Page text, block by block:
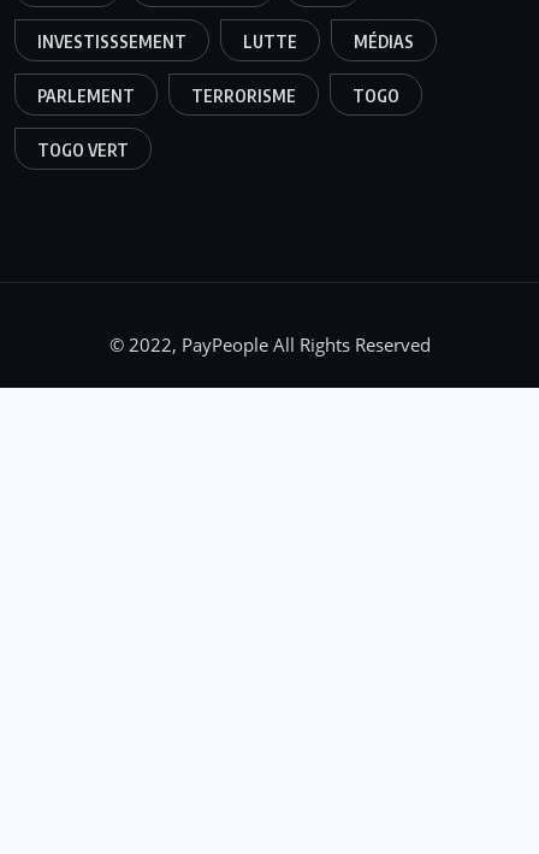
INVESTISSSEMENT LUTTE MÉDIAS
PARLEMENT TERRORISME TOGO
TOGO VERT
© 2022, PayPeople All Rights Reserved